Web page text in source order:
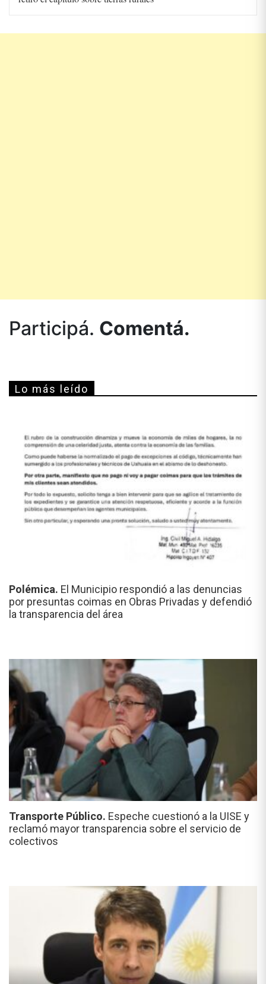
Participá. Comentá.
Lo más leído
Polémica. El Municipio respondió a las denuncias
por presuntas coimas en Obras Privadas y defendió
la transparencia del área
Transporte Público. Espeche cuestionó a la UISE y
reclamó mayor transparencia sobre el servicio de
colectivos